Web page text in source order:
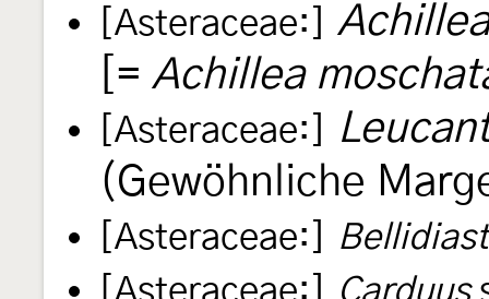
[Asteraceae:]
[= Achillea
[Asteraceae:]
(Gewöhnliche
[Asteraceae:]